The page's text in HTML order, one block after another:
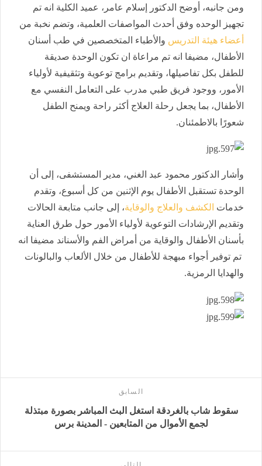
ومن جانبه، أوضح الدكتور إسلام عامر، عميد الكلية انه تم
تجهيز الوحده وفق أحدث المواصفات العلمية، وتضم نخبة من
أعضاء هيئة التدريس والأطباء المتخصصين في طب أسنان
الأطفال، مضيفا انه تم مراعاة ان تكون الوحدة صديقة
للطفل بكل تفاصيلها، وتقديم برامج توعوية وتثقيفية لأولياء
الأمور، ووجود فريق طبي مدرب على التعامل النفسي مع
الأطفال، بما يجعل رحلة العلاج أكثر راحة ويمنح الطفل
شعورًا بالاطمئنان.
وأشار الدكتور محمود عبد الغني، مدير المستشفى، إلى أن
الوحدة تستقبل الأطفال يوم الإثنين من كل أسبوع، وتقدم
خدمات الكشف والعلاج والوقاية، إلى جانب متابعة الحالات
وتقديم الإرشادات التوعوية لأولياء الأمور حول طرق العناية
بأسنان الأطفال والوقاية من أمراض الفم والأسناند مضيفا انه
تم توفير أجواء مبهجة للأطفال من خلال الألعاب والبالونات
والهدايا الرمزية.
السابق
سقوط شاب بالغردقة استغل البث المباشر بصورة مبتذلة
لجمع الأموال من المتابعين - المدينة برس